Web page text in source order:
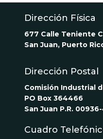
Dirección Física
677 Calle Teniente
San Juan, Puerto
Dirección Postal
Comisión Industrial
PO Box 364466
San Juan P.R.
Cuadro